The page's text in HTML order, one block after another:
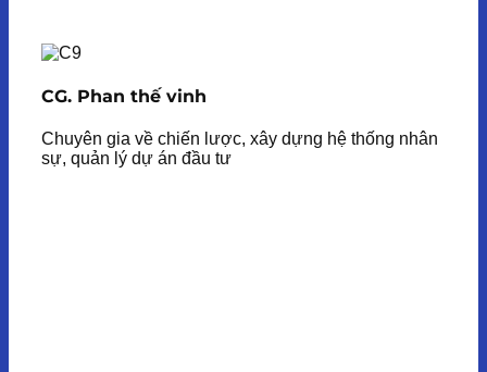
CG. Phan thế vinh
Chuyên gia về chiến lược, xây dựng hệ thống nhân
sự, quản lý dự án đầu tư